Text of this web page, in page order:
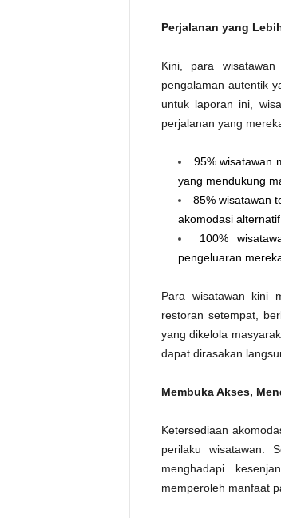
Perjalanan yang
Kini, para
pengalaman autentik
untuk laporan ini,
perjalanan yang
95% wisatawan
yang mendukung
85% wisatawan
akomodasi alternatif
100%
pengeluaran
Para wisatawan kini
restoran setempat,
yang dikelola
dapat dirasakan
Membuka Akses,
Ketersediaan
perilaku wisatawan.
menghadapi
memperoleh manfaat